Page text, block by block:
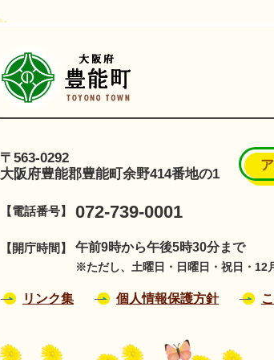
〒563-0292
大阪府豊能郡豊能町余野414番地の1
【電話番号】 072-739-0001
【開庁時間】 午前9時から午後5時30分まで
※ただし、土曜日・日曜日・祝日・12
リンク集 個人情報保護方針